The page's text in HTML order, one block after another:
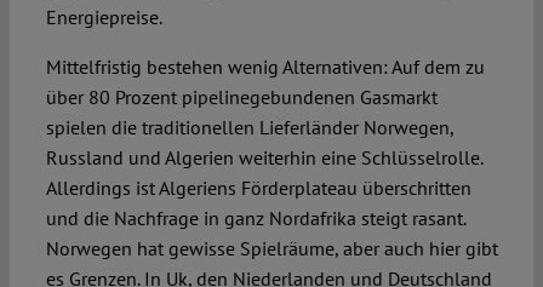
Energiepreise.
Mittelfristig bestehen wenig Alternativen: Auf dem zu
über 80 Prozent pipe­linegebunde­nen Gasmarkt
spielen die tra­di­tionellen Lieferländer Norwegen,
Russ­land und Al­gerien weiterhin eine Schlüsselrolle.
Aller­dings ist Algeriens Förderplateau über­schritten
und die Nachfrage in ganz Nord­afrika steigt rasant.
Norwegen hat gewisse Spielräume, aber auch hier gibt
es Grenzen. In Uk, den Niederlanden und Deutschland